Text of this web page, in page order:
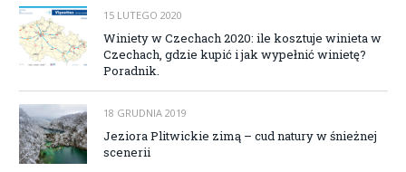
15 LUTEGO 2020
Winiety w Czechach 2020: ile kosztuje winieta w
Czechach, gdzie kupić i jak wypełnić winietę?
Poradnik.
18 GRUDNIA 2019
Jeziora Plitwickie zimą – cud natury w śnieżnej
scenerii